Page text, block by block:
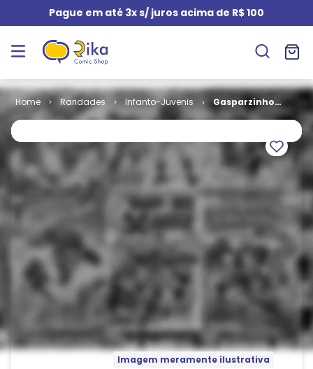
Pague em até 3x s/ juros acima de R$ 100
Raridades Infanto-Juvenis
Gasparzinho
Ano 06 # 03
Imagem meramente ilustrativa